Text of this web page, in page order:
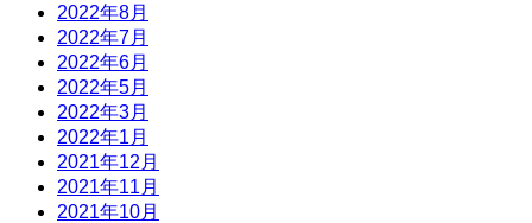
2022年8月
2022年7月
2022年6月
2022年5月
2022年3月
2022年1月
2021年12月
2021年11月
2021年10月